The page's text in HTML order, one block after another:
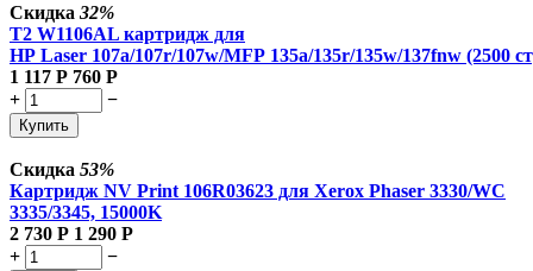
Скидка 32%
T2 W1106AL картридж для
HP Laser 107a/107r/107w/MFP 135a/135r/135w/137fnw (2500
1 117 Р 760 Р
+
−
Купить
Скидка 53%
Картридж NV Print 106R03623 для Xerox Phaser 3330/WC
3335/3345, 15000K
2 730 Р 1 290 Р
+
−